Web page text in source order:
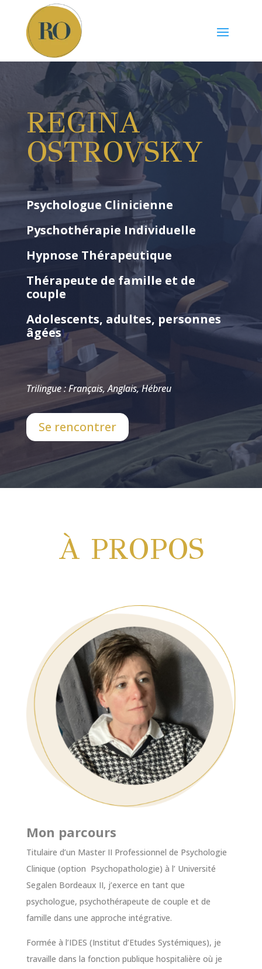
REGINA
OSTROVSKY
Psychologue Clinicienne
Pyschothérapie Individuelle
Hypnose Thérapeutique
Thérapeute de famille et de
couple
Adolescents, adultes, personnes
âgées
Trilingue : Français, Anglais, Hébreu
Se rencontrer
À PROPOS
Mon parcours
Titulaire d’un Master II Professionnel de Psychologie
Clinique (option Psychopathologie) à l’ Université
Segalen Bordeaux II, j’exerce en tant que
psychologue, psychothérapeute de couple et de
famille dans une approche intégrative.
Formée à l’IDES (Institut d’Etudes Systémiques), je
travaille dans la fonction publique hospitalière où je